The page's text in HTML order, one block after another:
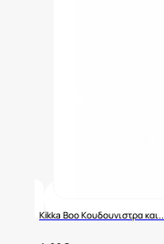
Kikka Boo Κουδουνιστρα και..